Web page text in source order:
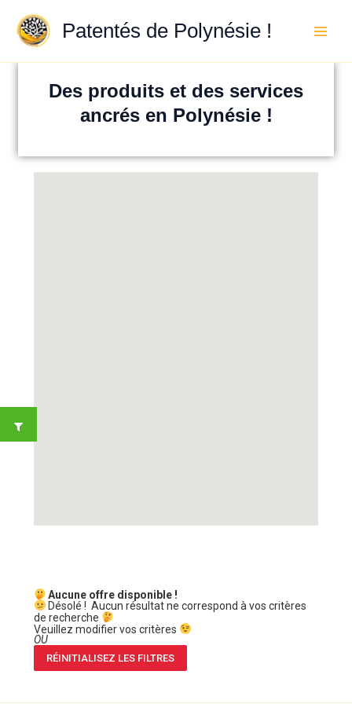
contenu
Patentés de Polynésie !
Des produits et des services
ancrés en Polynésie !
Aucune offre disponible !
Désolé ! Aucun résultat ne correspond à vos critères
de recherche
Veuillez modifier vos critères
OU
RÉINITIALISEZ LES FILTRES